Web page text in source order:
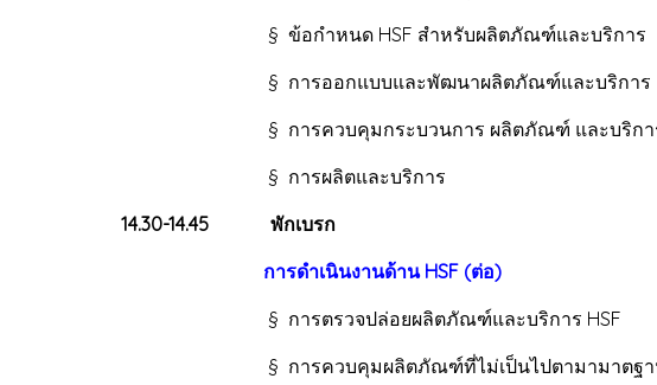
§ ข้อกำหนด HSF สำหรับผลิตภัณฑ์และบริการ
§ การออกแบบและพัฒนาผลิตภัณฑ์และบริการ
§ การควบคุมกระบวนการ ผลิตภัณฑ์ และบริการที่
§ การผลิตและบริการ
14.30-14.45
พักเบรก
การดำเนินงานด้าน HSF (ต่อ)
§ การตรวจปล่อยผลิตภัณฑ์และบริการ HSF
§ การควบคุมผลิตภัณฑ์ที่ไม่เป็นไปตามามาตฐาน